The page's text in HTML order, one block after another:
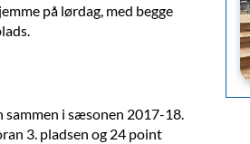
på lørdag, med begge
i sæsonen 2017-18.
3. pladsen og 24 point